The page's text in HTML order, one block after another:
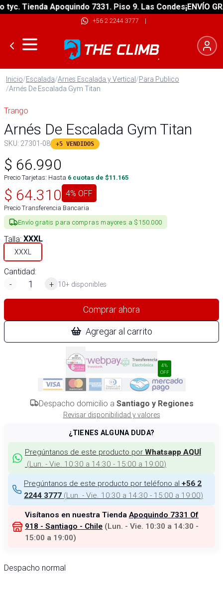
Tienda Apoquindo 7331. Piso 9. Las Condes¡ENVÍO
+56 2 2244 3777 |
Inicio/Escalada/Arnes Escalada y Vertical/Para Publico
/Arnés De Escalada Gym Titan
Trango
Arnés De Escalada Gym Titan
SKU: 27301-08 +5 VENDIDOS
$ 66.990
Precio Tarjetas: Hasta 6 cuotas de $11.165
$ 64.310 4% OFF
Precio Transferencia Bancaria
Envío gratis para compras mayores a $150.000
Talla: XXXL
XXXL
Cantidad:
-
+ 10+ disponibles
Comprar ahora
Agregar al carrito
4%
OFF
Despacho domicilio a Santiago y Regiones
Revisar disponibilidad y valores
¿TIENES ALGUNA DUDA?
Pregúntanos de este producto por Whatsapp AQUÍ
(Lun. - Vie. 10:30 a 14:30 - 15:00 a 19:00)
Pregúntanos de este producto por teléfono al +56 2
2244 3777 (Lun. - Vie. 10:30 a 14:30 - 15:00 a 19:00)
Visítanos en nuestra Tienda Apoquindo 7331 Of
918 - Santiago - Chile (Lun. - Vie. 10:30 a 14:30 -
15:00 a 19:00)
Despacho normal